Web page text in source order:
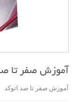
آموزش صفر تا
آموزش صفر تا صد اتوکد